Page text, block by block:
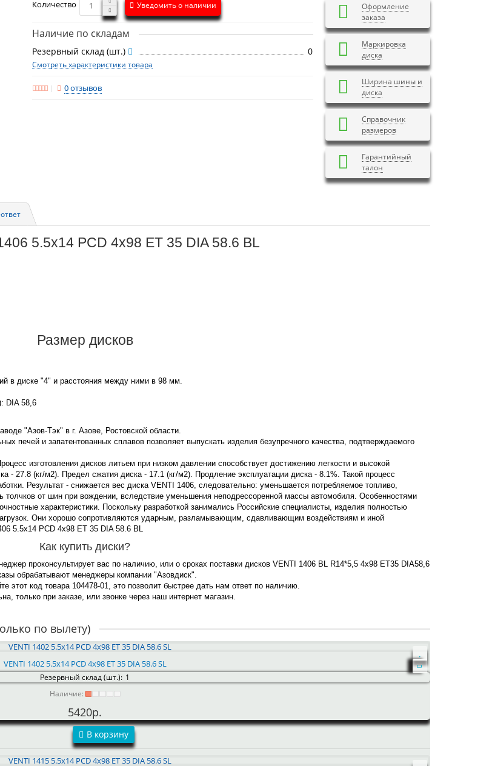
Количество Уведомить о наличии
Наличие по складам
Резервный склад (шт.) 0
Смотреть характеристики товара
0 отзывов
Оформление
заказа
Маркировка
диска
Ширина шины и
диска
Справочник
размеров
Гарантийный
талон
5.5x14 PCD 4x98 ET 35 DIA 58.6 BL
Размер дисков
в диске "4" и расстояния между ними в 98 мм.
DIA 58,6
"Азов-Тэк" в г. Азове, Ростовской области.
печей и запатентованных сплавов позволяет выпускать изделия безупречного качества, подтверждаемого
изготовления дисков литьем при низком давлении способствует достижению легкости и высокой
- 27.8 (кг/м2). Предел сжатия диска - 17.1 (кг/м2). Продление эксплуатации диска - 8.1%. Такой процесс
Результат - снижается вес диска VENTI 1406, следовательно: уменьшается потребляемое топливо,
толчков от шин при вождении, вследствие уменьшения неподрессоренной массы автомобиля. Особенностями
характеристики. Поскольку разработкой занимались Российские специалисты, изделия полностью
Они хорошо сопротивляются ударным, разламывающим, сдавливающим воздействиям и иной
5.5x14 PCD 4x98 ET 35 DIA 58.6 BL
Как купить диски?
проконсультирует вас по наличию, или о сроках поставки дисков VENTI 1406 BL R14*5,5 4x98 ET35 DIA58,6
обрабатывают менеджеры компании "Азовдиск".
этот код товара 104478-01, это позволит быстрее дать нам ответ по наличию.
только при заказе, или звонке через наш интернет магазин.
по вылету)
VENTI 1402 5.5x14 PCD 4x98 ET 35 DIA 58.6 SL
Резервный склад (шт.): 1
Наличие:
5420р.
В корзину